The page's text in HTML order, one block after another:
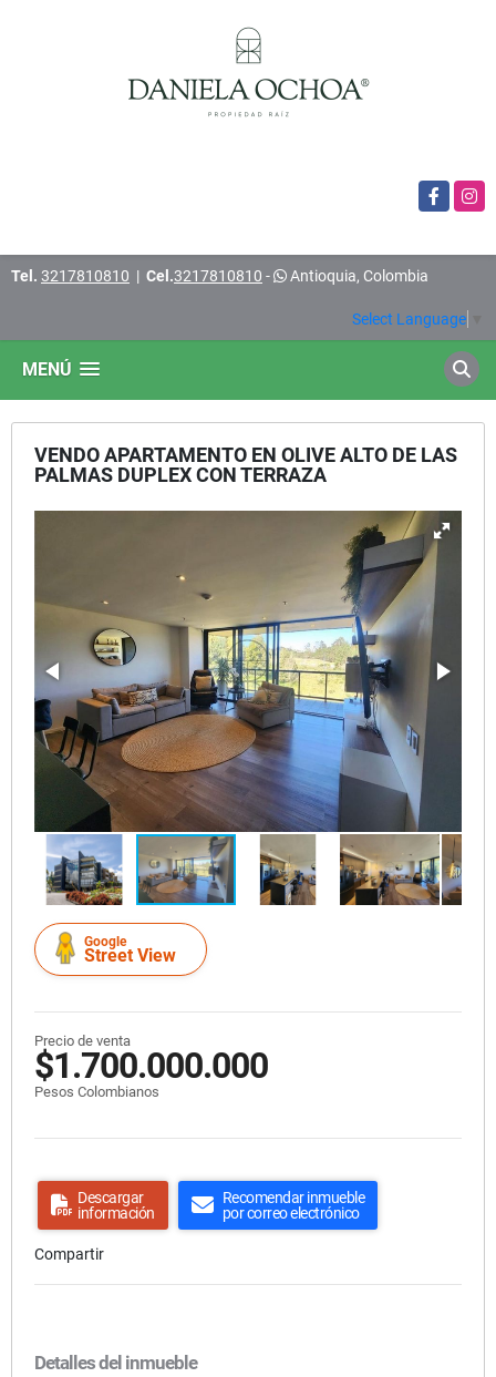
Facebook
Tel. 3217810810 | Cel.3217810810 - Antioquia, Colombia
Select Language
MENÚ
VENDO APARTAMENTO EN OLIVE ALTO DE LAS
PALMAS DUPLEX CON TERRAZA
Google
Street View
Precio de venta
$1.700.000.000
Pesos Colombianos
Descargar
información
Recomendar inmueble
por correo electrónico
Compartir
Detalles del inmueble